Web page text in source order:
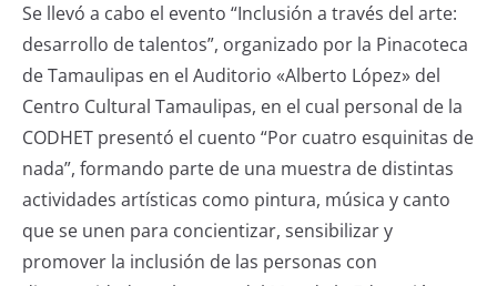
Se llevó a cabo el evento “Inclusión a través del arte:
desarrollo de talentos”, organizado por la Pinacoteca
de Tamaulipas en el Auditorio «Alberto López» del
Centro Cultural Tamaulipas, en el cual personal de la
CODHET presentó el cuento “Por cuatro esquinitas de
nada”, formando parte de una muestra de distintas
actividades artísticas como pintura, música y canto
que se unen para concientizar, sensibilizar y
promover la inclusión de las personas con